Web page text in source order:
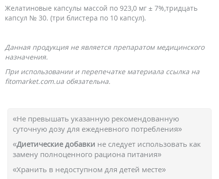
Желатиновые капсулы массой по 923,0 мг ± 7%,тридцать
капсул № 30. (три блистера по 10 капсул).
Данная продукция не является препаратом медицинского
назначения.
При использовании и перепечатке материала ссылка на
fitomarket.com.ua обязательна.
«Не превышать указанную рекомендованную
суточную дозу для ежедневного потребления»
«Диетические добавки не следует использовать как
замену полноценного рациона питания»
«Хранить в недоступном для детей месте»